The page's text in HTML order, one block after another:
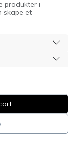
produkter i
skape et